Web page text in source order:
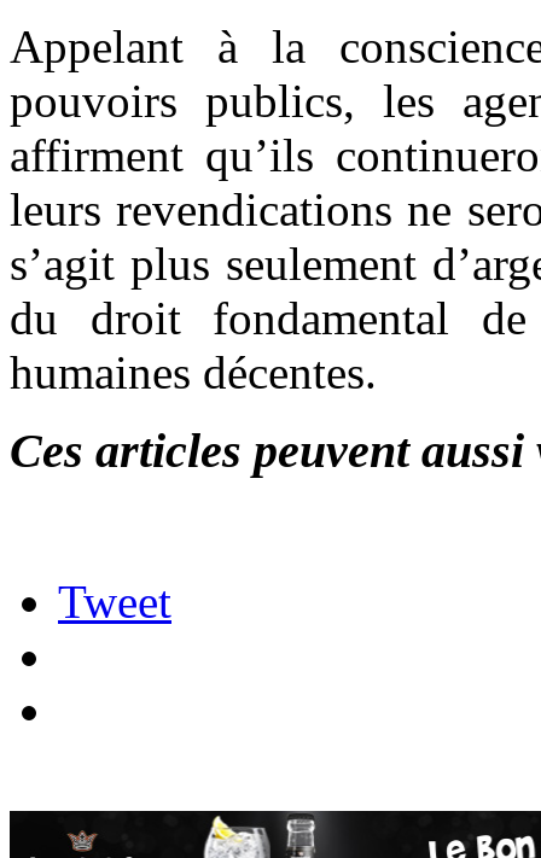
Appelant à la
pouvoirs publics, les
affirment qu’ils
leurs revendications ne
s’agit plus seulement
du droit fondamental
humaines décentes.
Ces articles peuvent
Tweet